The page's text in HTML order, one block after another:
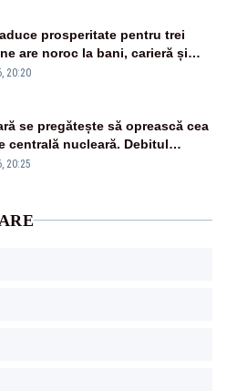
prosperitate pentru trei
are noroc la bani, carieră și
20:20
se pregătește să oprească cea
centrală nucleară. Debitul
ajuns la un nivel critic
20:25